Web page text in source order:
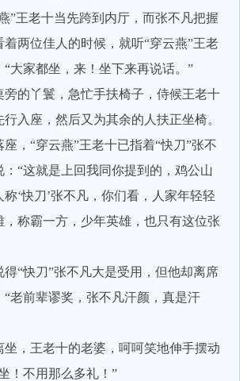
王老十当先跨到内厅，而张不凡把握
两位佳人的时候，就听“穿云燕”王老
大家都坐，来！坐下来再说话。”
丫鬟，急忙手扶椅子，侍候王老十
入座，然后又为其余的人扶正坐椅。
“穿云燕”王老十已指着“快刀”张不
：“这就是上回我同你提到的，鸡公山
‘快刀’张不凡，你们看，人家年轻轻
，称霸一方，少年英雄，也只有这位张
快刀”张不凡大是受用，但他却离席
“老前辈谬奖，张不凡汗颜，真是汗
王老十的老婆，呵呵笑地伸手摆动
！不用那么多礼！”